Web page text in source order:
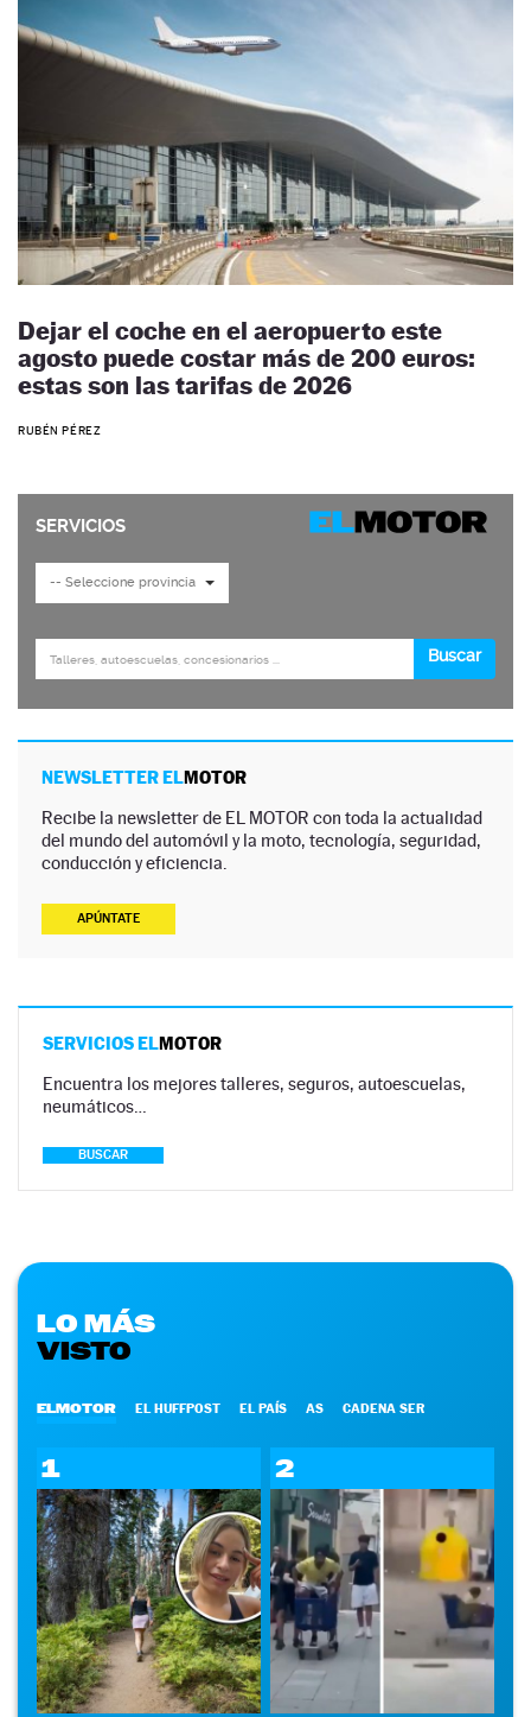
Dejar el coche en el aeropuerto este
agosto puede costar más de 200 euros:
estas son las tarifas de 2026
RUBÉN PÉREZ
NEWSLETTER ELMOTOR
Recibe la newsletter de EL MOTOR con toda la actualidad
del mundo del automóvil y la moto, tecnología, seguridad,
conducción y eficiencia.
APÚNTATE
SERVICIOS ELMOTOR
Encuentra los mejores talleres, seguros, autoescuelas,
neumáticos…
BUSCAR
LO MÁS
VISTO
ELMOTOR EL HUFFPOST EL PAÍS AS CADENA SER
1 2